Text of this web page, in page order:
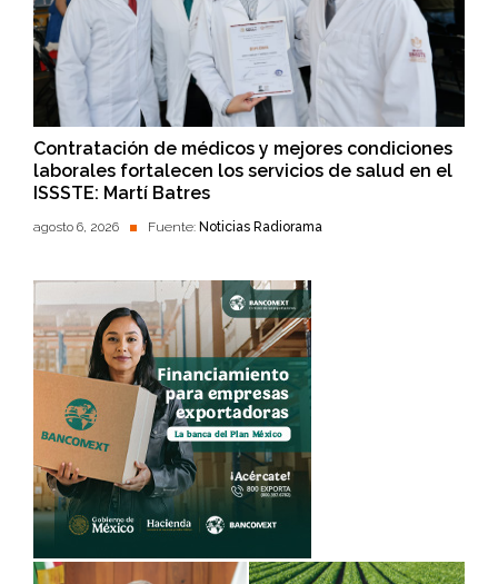
Contratación de médicos y mejores condiciones
laborales fortalecen los servicios de salud en el
ISSSTE: Martí Batres
agosto 6, 2026 Fuente: Noticias Radiorama